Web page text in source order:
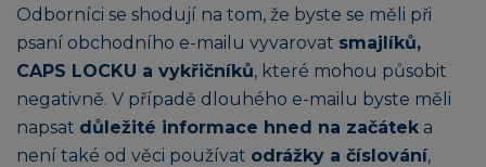
Odborníci se shodují na tom, že byste se měli při
psaní obchodního e-mailu vyvarovat smajlíků,
CAPS LOCKU a vykřičníků, které mohou působit
negativně. V případě dlouhého e-mailu byste měli
napsat důležité informace hned na začátek a
není také od věci používat odrážky a číslování,